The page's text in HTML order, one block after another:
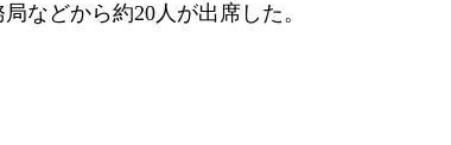
などから約20人が出席した。